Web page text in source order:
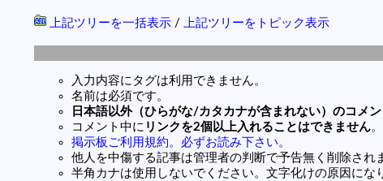
上記ツリーを一括表示/ 上記ツリーをトピック表示
入力内容にタグは利用できません。
名前は必須です。
日本語以外（ひらがな/カタカナが含まれない）のコメン
コメント中に リンクを2個以上入れることはできません。
掲示板ご利用規約。必ずお読み下さい。
他人を中傷する記事は管理者の判断で予告無く削除され
半角カナは使用しないでください。文字化けの原因にな